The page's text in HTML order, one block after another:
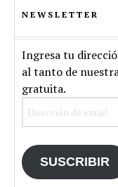
NEWSLETTER
Ingresa tu
al tanto de
gratuita.
SUSCRIBIR